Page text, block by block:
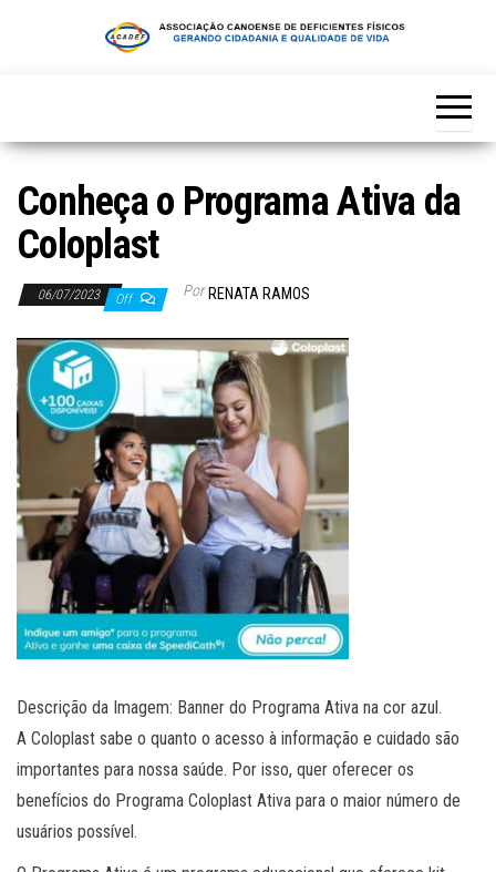
Conheça o Programa Ativa da
Coloplast
06/07/2023 Off Por RENATA RAMOS
Descrição da Imagem: Banner do Programa Ativa na cor azul.
A Coloplast sabe o quanto o acesso à informação e cuidado são
importantes para nossa saúde. Por isso, quer oferecer os
benefícios do Programa Coloplast Ativa para o maior número de
usuários possível.